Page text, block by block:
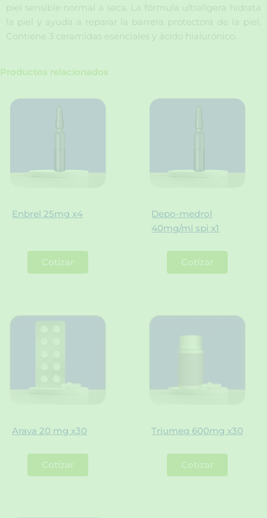
piel sensible normal a seca. La fórmula ultraligera hidrata
la piel y ayuda a reparar la barrera protectora de la piel.
Contiene 3 ceramidas esenciales y ácido hialurónico.
Productos relacionados
Enbrel 25mg x4
Cotizar
Depo-medrol
40mg/ml spi x1
Cotizar
Arava 20 mg x30
Cotizar
Triumeq 600mg x30
Cotizar